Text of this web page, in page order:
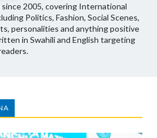
2005, covering International
Politics, Fashion, Social Scenes,
personalities and anything positive
in Swahili and English targeting